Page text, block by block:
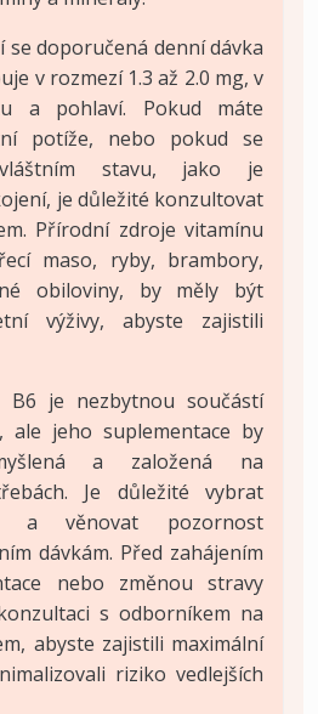
se doporučená denní dávka
v rozmezí 1.3 až 2.0 mg, v
a pohlaví. Pokud máte
potíže, nebo pokud se
stavu, jako je
je důležité konzultovat
Přírodní zdroje vitamínu
maso, ryby, brambory,
obiloviny, by měly být
výživy, abyste zajistili
B6 je nezbytnou součástí
ale jeho suplementace by
a založená na
Je důležité vybrat
a věnovat pozornost
dávkám. Před zahájením
nebo změnou stravy
s odborníkem na
abyste zajistili maximální
riziko vedlejších